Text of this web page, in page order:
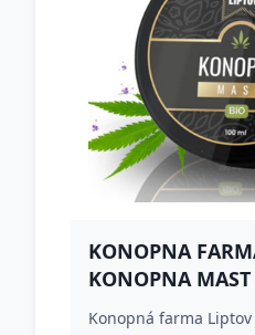
KONOPNA
KONOPNA
100ML
Konopná farma Liptov